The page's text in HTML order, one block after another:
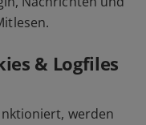
& Logfiles
werden